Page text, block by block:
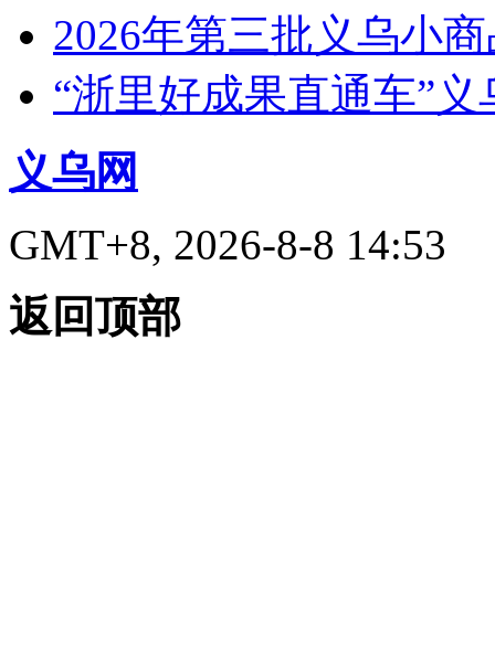
2026年第三批义乌小
“浙里好成果直通车”
义乌网
GMT+8, 2026-8-8 14:53
返回顶部